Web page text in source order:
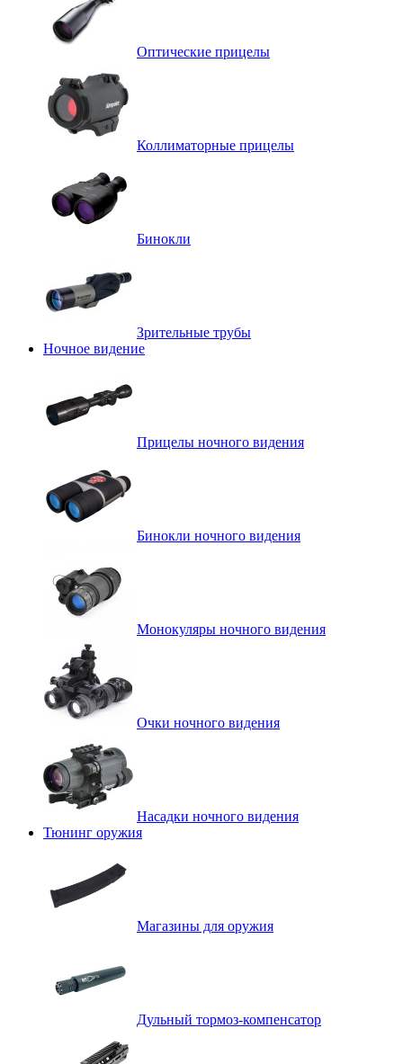
Оптические прицелы
Коллиматорные прицелы
Бинокли
Зрительные трубы
Ночное видение
Прицелы ночного видения
Бинокли ночного видения
Монокуляры ночного видения
Очки ночного видения
Насадки ночного видения
Тюнинг оружия
Магазины для оружия
Дульный тормоз-компенсатор